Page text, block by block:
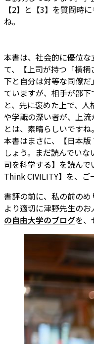
【2】と【3】を質問時
ね。
本書は、社会的に優位
て、【上司が持つ「横
下と自分は対等な同僚
ていますが、相手が部
と、先に褒めた上で、
や学識の深い者が、上
とは、素晴らしいですね。
本書はまさに、【日本
しょう。まだ読んでい
司を科学する】を読ん
Think CIVILITY】を、ご
書評の前に、私の前のめ
より適切に津野先生のお
の自由大学のブログを、